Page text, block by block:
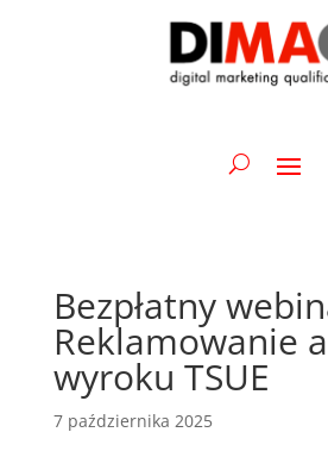
Bezpłatny
Reklamowanie
wyroku TSUE
7 października 2025